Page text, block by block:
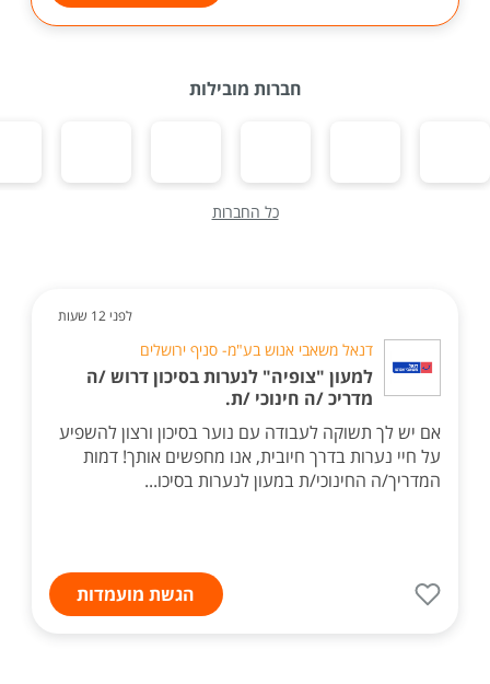
חברות מובילות
כל החברות
לפני 12 שעות
דנאל משאבי אנוש בע"מ- סניף ירושלים
למעון "צופיה" לנערות בסיכון דרוש /ה
מדריכ /ה חינוכי /ת.
אם יש לך תשוקה לעבודה עם נוער בסיכון ורצון להשפיע
על חיי נערות בדרך חיובית, אנו מחפשים אותך! דמות
המדריך/ה החינוכי/ת במעון לנערות בסיכו...
הגשת מועמדות